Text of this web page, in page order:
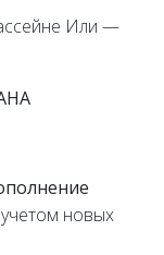
Или —
новых